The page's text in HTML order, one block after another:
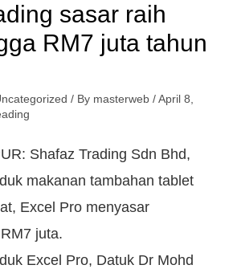
sasar raih
RM7 juta tahun
/ By masterweb /April 8,
Shafaz Trading Sdn Bhd,
makanan tambahan tablet
Excel Pro menyasar
juta.
Excel Pro, Datuk Dr Mohd